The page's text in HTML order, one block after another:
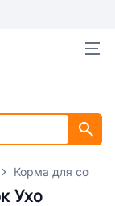
Корма для собак
Ухо